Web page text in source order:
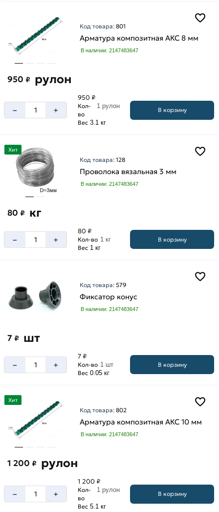
Код товара:801
Арматура композитная АКС 8 мм
В наличии: 2147483647
950 ₽ рулон
– +
950 ₽
Кол-
во
1 рулон
Вес 3.1 кг
В корзину
Хит
Код товара:128
Проволока вязальная 3 мм
В наличии: 2147483647
80 ₽ кг
– +
80 ₽
Кол-во 1 кг
Вес 1 кг
В корзину
Код товара:579
Фиксатор конус
В наличии: 2147483647
7 ₽ шт
– +
7 ₽
Кол-во 1 шт
Вес 0.05 кг
В корзину
Хит
Код товара:802
Арматура композитная АКС 10 мм
В наличии: 2147483647
1 200 ₽ рулон
– +
1 200 ₽
Кол-
во
1 рулон
Вес 5.1 кг
В корзину